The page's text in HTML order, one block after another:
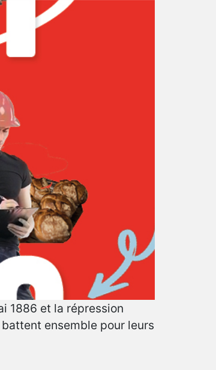
1886 et la répression
ensemble pour leurs